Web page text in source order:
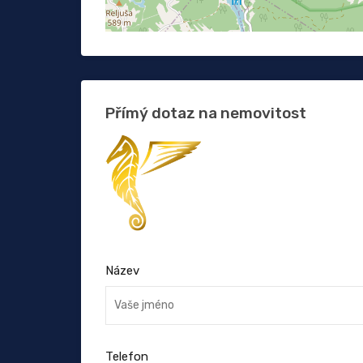
Přímý dotaz na nemovitost
Název
Telefon